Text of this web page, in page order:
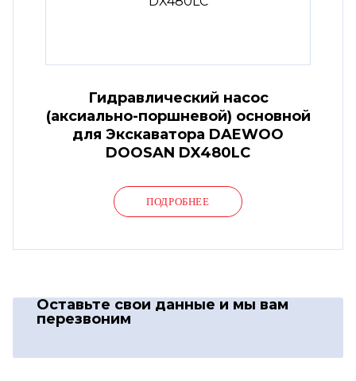
Гидравлический насос
(аксиально-поршневой) основной
для Экскаватора DAEWOO
DOOSAN DX480LC
ПОДРОБНЕЕ
Оставьте свои данные и мы вам
перезвоним